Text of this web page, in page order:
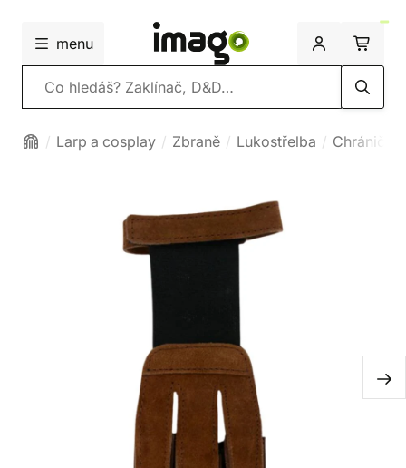
menu
Vyhledávání
Larp a cosplay Zbraně Lukostřelba Chrániče